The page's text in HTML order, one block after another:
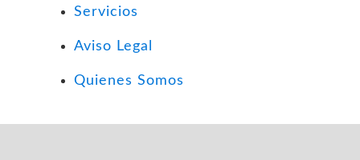
Servicios
Aviso Legal
Quienes Somos